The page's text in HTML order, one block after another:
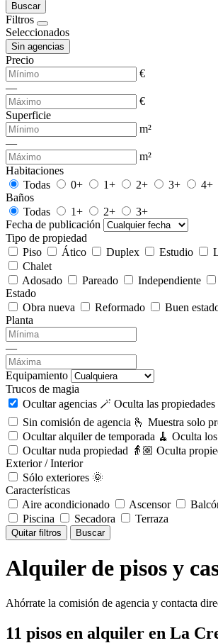
Buscar
Filtros
Seleccionados
Sin agencias
Precio
€
—
€
Superficie
m²
—
m²
Habitaciones
Todas
0+ 1+ 2+ 3+ 4+
Baños
Todas
1+ 2+
3+
Fecha de publicación
Tipo de propiedad
Piso
Ático Duplex Estudio
Chalet
Adosado
Pareado Independiente
Estado
Obra nueva
Reformado Buen
Planta
—
Equipamiento
Trucos de magia
Ocultar agencias 🪄 Oculta las
Sin comisión de agencia 🫰 Muestra solo
Ocultar alquiler de temporada 🧹 Oculta
Ocultar nuda propiedad 👵🏼 Oculta
Exterior / Interior
Sólo exteriores 🌞
Características
Aire acondicionado
Ascensor
Piscina
Secadora Terraza
Quitar filtros Buscar
Alquiler de pisos y
Ahórrate la comisión de agencia y contacta
11 pisos en alquiler en La